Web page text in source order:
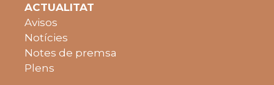
ACTUALITAT
Avisos
Notícies
Notes de premsa
Plens